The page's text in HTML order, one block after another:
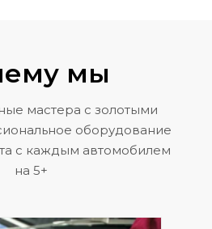
мы
мастера с золотыми
оборудование
с каждым автомобилем
на 5+